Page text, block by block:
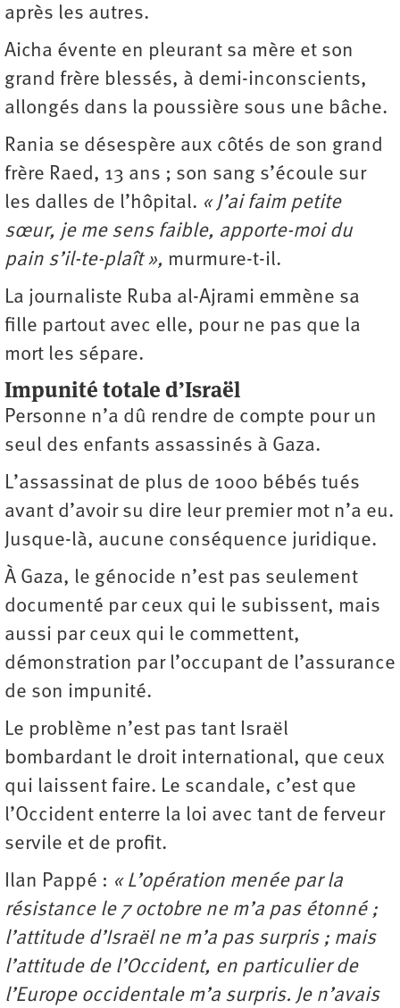
après les autres.
Aicha évente en pleurant sa mère et son
grand frère blessés, à demi-inconscients,
allongés dans la poussière sous une bâche.
Rania se désespère aux côtés de son grand
frère Raed, 13 ans ; son sang s’écoule sur
les dalles de l’hôpital. « J’ai faim petite
sœur, je me sens faible, apporte-moi du
pain s’il-te-plaît », murmure-t-il.
La journaliste Ruba al-Ajrami emmène sa
fille partout avec elle, pour ne pas que la
mort les sépare.
Impunité totale d’Israël
Personne n’a dû rendre de compte pour un
seul des enfants assassinés à Gaza.
L’assassinat de plus de 1000 bébés tués
avant d’avoir su dire leur premier mot n’a eu.
Jusque-là, aucune conséquence juridique.
À Gaza, le génocide n’est pas seulement
documenté par ceux qui le subissent, mais
aussi par ceux qui le commettent,
démonstration par l’occupant de l’assurance
de son impunité.
Le problème n’est pas tant Israël
bombardant le droit international, que ceux
qui laissent faire. Le scandale, c’est que
l’Occident enterre la loi avec tant de ferveur
servile et de profit.
Ilan Pappé : « L’opération menée par la
résistance le 7 octobre ne m’a pas étonné ;
l’attitude d’Israël ne m’a pas surpris ; mais
l’attitude de l’Occident, en particulier de
l’Europe occidentale m’a surpris. Je n’avais